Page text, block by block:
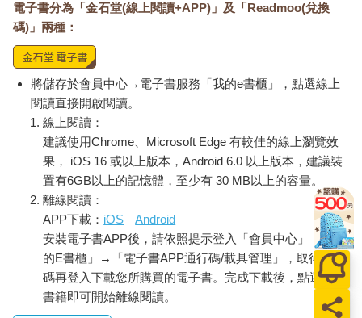
電子書分為「金石堂(線上閱讀+APP)」及「Readmoo(兌換
碼)」兩種：
將儲存於會員中心→電子書服務「我的e書櫃」，點選線上
閱讀直接開啟閱讀。
線上閱讀：
建議使用Chrome、Microsoft Edge 有較佳的線上瀏覽效
果， iOS 16 或以上版本，Android 6.0 以上版本，建議裝
置有6GB以上的記憶體，至少有 30 MB以上的容量。
離線閱讀：
APP下載： iOS
Android
安裝電子書APP後，請依照提示登入「會員中心」→「我
的E書櫃」→「電子書APP通行碼/載具管理」，取得通行
碼再登入下載您所購買的電子書。完成下載後，點選任一
書籍即可開始離線閱讀。